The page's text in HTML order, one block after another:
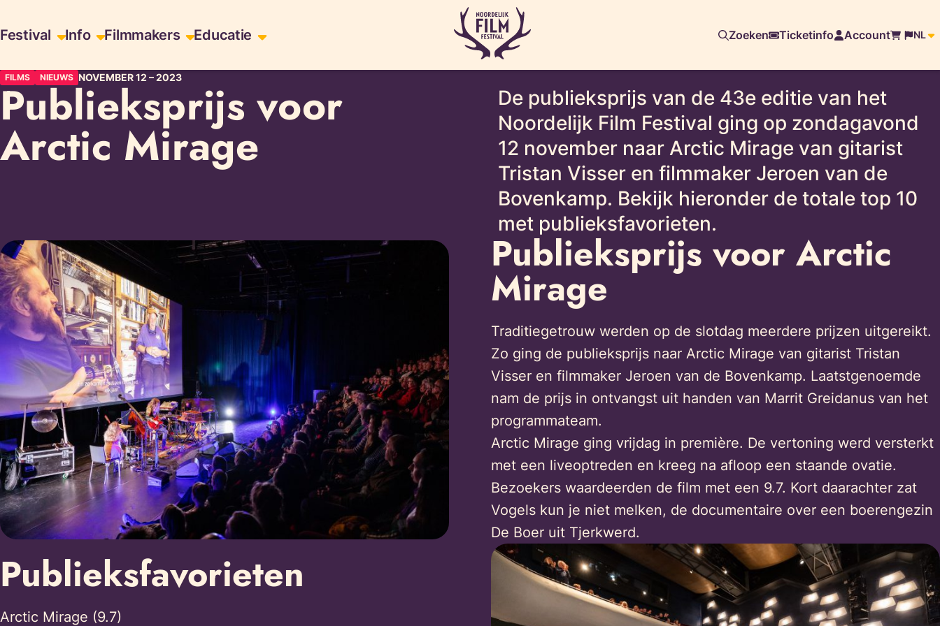
naar
inhoud
Festival Info Filmmakers Educatie Zoeken Ticketinfo Account NL
FILMS NIEUWS NOVEMBER 12 –2023
Publieksprijs voor
Arctic Mirage
De publieksprijs van de 43e editie van het
Noordelijk Film Festival ging op zondagavond
12 november naar Arctic Mirage van gitarist
Tristan Visser en filmmaker Jeroen van de
Bovenkamp. Bekijk hieronder de totale top 10
met publieksfavorieten.
Publieksprijs voor Arctic
Mirage
Traditiegetrouw werden op de slotdag meerdere prijzen uitgereikt.
Zo ging de publieksprijs naar Arctic Mirage van gitarist Tristan
Visser en filmmaker Jeroen van de Bovenkamp. Laatstgenoemde
nam de prijs in ontvangst uit handen van Marrit Greidanus van het
programmateam.
Arctic Mirage ging vrijdag in première. De vertoning werd versterkt
met een liveoptreden en kreeg na afloop een staande ovatie.
Bezoekers waardeerden de film met een 9.7. Kort daarachter zat
Vogels kun je niet melken, de documentaire over een boerengezin
De Boer uit Tjerkwerd.
Publieksfavorieten
Arctic Mirage (9.7)